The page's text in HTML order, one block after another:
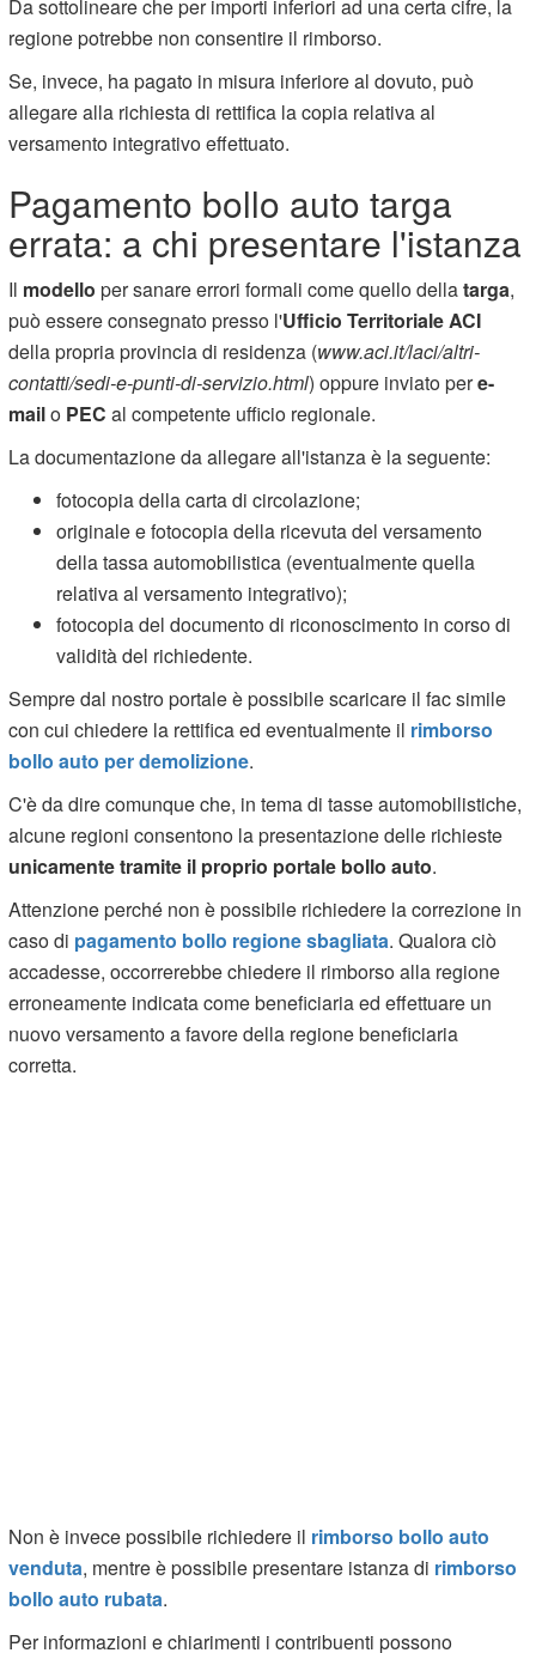
Da sottolineare che per importi inferiori ad una certa cifre, la
regione potrebbe non consentire il rimborso.
Se, invece, ha pagato in misura inferiore al dovuto, può
allegare alla richiesta di rettifica la copia relativa al
versamento integrativo effettuato.
Pagamento bollo auto targa
errata: a chi presentare l'istanza
Il modelloper sanare errori formali come quello dellatarga,
può essere consegnato presso l'Ufficio Territoriale ACI
della propria provincia di residenza (www.aci.it/laci/altri-
contatti/sedi-e-punti-di-servizio.html) oppure inviato pere-
mailo PECal competente ufficio regionale.
La documentazione da allegare all'istanza è la seguente:
fotocopia della carta di circolazione;
originale e fotocopia della ricevuta del versamento
della tassa automobilistica (eventualmente quella
relativa al versamento integrativo);
fotocopia del documento di riconoscimento in corso di
validità del richiedente.
Sempre dal nostro portale è possibile scaricare il fac simile
con cui chiedere la rettifica ed eventualmente il rimborso
bollo auto per demolizione.
C'è da dire comunque che, in tema di tasse automobilistiche,
alcune regioni consentono la presentazione delle richieste
unicamente tramite il proprio portale bollo auto.
Attenzione perché non è possibile richiedere la correzione in
caso di pagamento bollo regione sbagliata. Qualora ciò
accadesse, occorrerebbe chiedere il rimborso alla regione
erroneamente indicata come beneficiaria ed effettuare un
nuovo versamento a favore della regione beneficiaria
corretta.
Non è invece possibile richiedere il rimborso bollo auto
venduta, mentre è possibile presentare istanza di rimborso
bollo auto rubata.
Per informazioni e chiarimenti i contribuenti possono